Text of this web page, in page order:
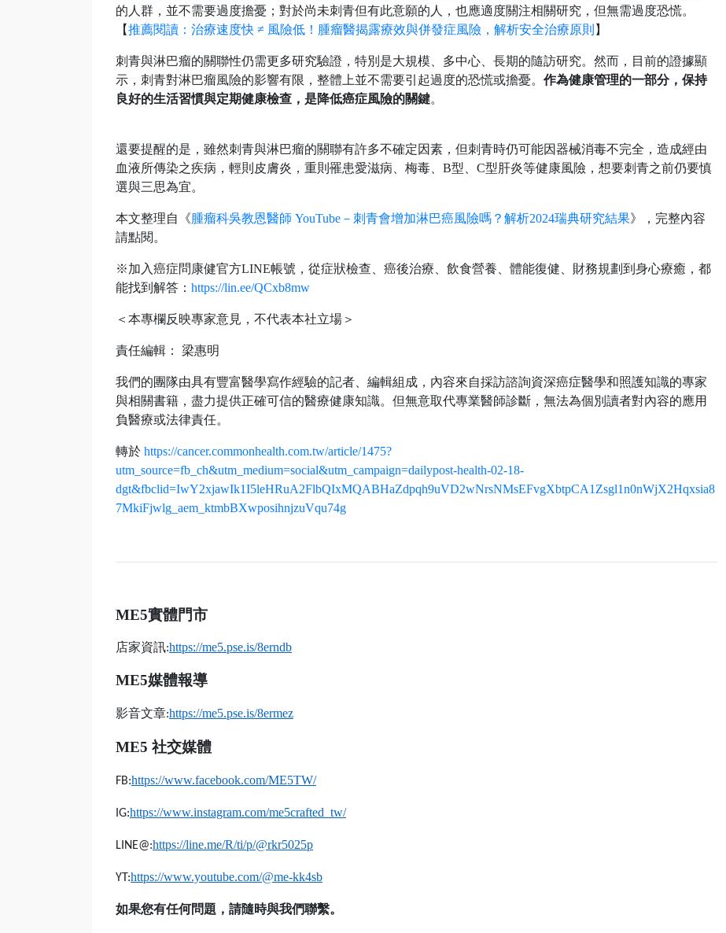
的人群，並不需要過度擔憂；對於尚未刺青但有此意願的人，也應適度關注相關研究，但無需過度恐慌。
【推薦閱讀：治療速度快 ≠ 風險低！腫瘤醫揭露療效與併發症風險，解析安全治療原則 】
刺青與淋巴瘤的關聯性仍需更多研究驗證，特別是大規模、多中心、長期的隨訪研究。然而，目前的證據顯
示，刺青對淋巴瘤風險的影響有限，整體上並不需要引起過度的恐慌或擔憂。 作為健康管理的一部分，保持
良好的生活習慣與定期健康檢查，是降低癌症風險的關鍵。
還要提醒的是，雖然刺青與淋巴瘤的關聯有許多不確定因素，但刺青時仍可能因器械消毒不完全，造成經由
血液所傳染之疾病，輕則皮膚炎，重則罹患愛滋病、梅毒、B型、C型肝炎等健康風險，想要刺青之前仍要慎
選與三思為宜。
本文整理自《腫瘤科吳教恩醫師 YouTube－刺青會增加淋巴癌風險嗎？解析2024瑞典研究結果》，完整內容
請點閱。
※加入癌症問康健官方LINE帳號，從症狀檢查、癌後治療、飲食營養、體能復健、財務規劃到身心療癒，都
能找到解答： https://lin.ee/QCxb8mw
＜本專欄反映專家意見，不代表本社立場＞
責任編輯： 梁惠明
我們的團隊由具有豐富醫學寫作經驗的記者、編輯組成，內容來自採訪諮詢資深癌症醫學和照護知識的專家
與相關書籍，盡力提供正確可信的醫療健康知識。但無意取代專業醫師診斷，無法為個別讀者對內容的應用
負醫療或法律責任。
轉於 https://cancer.commonhealth.com.tw/article/1475?
utm_source=fb_ch&utm_medium=social&utm_campaign=dailypost-health-02-18-
dgt&fbclid=IwY2xjawIk1I5leHRuA2FlbQIxMQABHaZdpqh9uVD2wNrsNMsEFvgXbtpCA1Zsgl1n0nWjX2Hqxsia8
7MkiFjwlg_aem_ktmbBXwposihnjzuVqu74g
ME5實體門市
店家資訊:https://me5.pse.is/8erndb
ME5媒體報導
影音文章:https://me5.pse.is/8ermez
ME5 社交媒體
FB:https://www.facebook.com/ME5TW/
IG:https://www.instagram.com/me5crafted_tw/
LINE@:https://line.me/R/ti/p/@rkr5025p
YT:https://www.youtube.com/@me-kk4sb
如果您有任何問題，請隨時與我們聯繫。